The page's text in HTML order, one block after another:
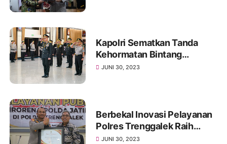
Kapolri Sematkan Tanda
Kehormatan Bintang
Bhayangkara Pratama ke 22
JUNI 30, 2023
Berbekal Inovasi Pelayanan
Polres Trenggalek Raih
Predikat Sangat Baik dari
JUNI 30, 2023